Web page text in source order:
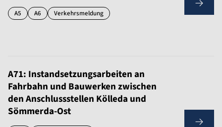
A5 A6 Verkehrsmeldung
A71: Instandsetzungsarbeiten an
Fahrbahn und Bauwerken zwischen
den Anschlussstellen Kölleda und
Sömmerda-Ost